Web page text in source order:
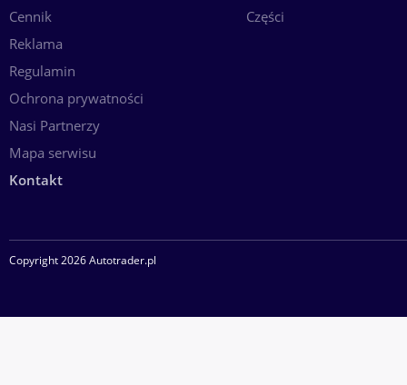
Cennik
Reklama
Regulamin
Ochrona prywatności
Nasi Partnerzy
Mapa serwisu
Kontakt
Części
Copyright 2026 Autotrader.pl